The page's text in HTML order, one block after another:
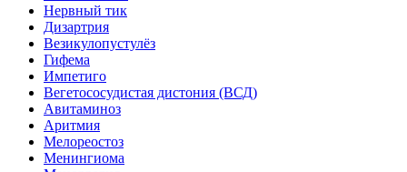
Нервный тик
Дизартрия
Везикулопустулёз
Гифема
Импетиго
Вегетососудистая дистония (ВСД)
Авитаминоз
Аритмия
Мелореостоз
Менингиома